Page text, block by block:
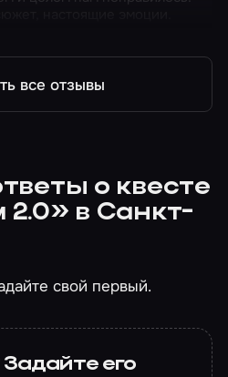
все отзывы
о квесте
2.0» в Санкт-
свой первый.
Задайте его